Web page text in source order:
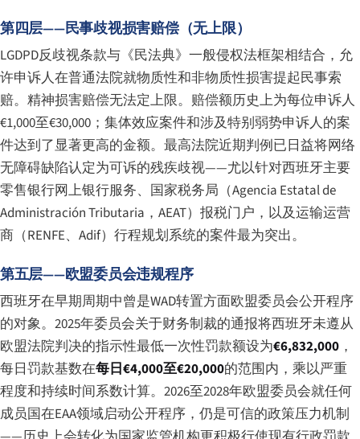
第四层——民事歧视损害赔偿（无上限）
LGDPD反歧视条款与《民法典》一般侵权法框架相结合，允
许申诉人在普通法院就物质性和非物质性损害提起民事索
赔。精神损害赔偿无法定上限。赔偿额历史上为每位申诉人
€1,000至€30,000；集体效应案件和涉及特别弱势申诉人的案
件达到了显著更高的金额。最高法院近期判例已日益将网络
无障碍缺陷认定为可诉的残疾歧视——尤以针对西班牙主要
零售银行网上银行服务、国家税务局（Agencia Estatal de
Administración Tributaria ，AEAT）报税门户，以及运输运营
商（RENFE、Adif）行程规划系统的案件最为突出。
第五层——欧盟委员会违规程序
西班牙在早期周期中曾是WAD转置方面欧盟委员会公开程序
的对象。2025年委员会关于财务制裁的通报将西班牙未遵从
欧盟法院判决的指示性最低一次性罚款额设为€6,832,000 ，
每日罚款基数在每日€4,000至€20,000的范围内，乘以严重
程度和持续时间系数计算。2026至2028年欧盟委员会就任何
成员国在EAA领域启动公开程序，仍是可信的政策压力机制